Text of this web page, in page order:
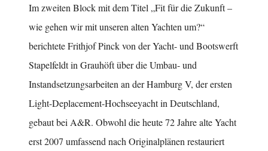
Im zweiten Block mit dem Titel „Fit für die Zukunft –
wie gehen wir mit unseren alten Yachten um?“
berichtete Frithjof Pinck von der Yacht- und Bootswerft
Stapelfeldt in Grauhöft über die Umbau- und
Instandsetzungsarbeiten an der Hamburg V, der ersten
Light-Deplacement-Hochseeyacht in Deutschland,
gebaut bei A&R. Obwohl die heute 72 Jahre alte Yacht
erst 2007 umfassend nach Originalplänen restauriert